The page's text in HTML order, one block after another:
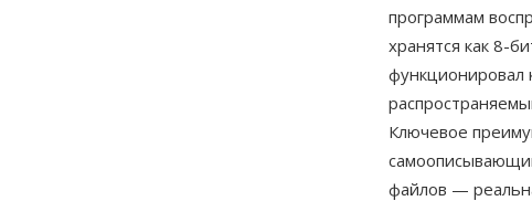
программам
хранятся как 8-
функционировал
Ключевое
файлов —